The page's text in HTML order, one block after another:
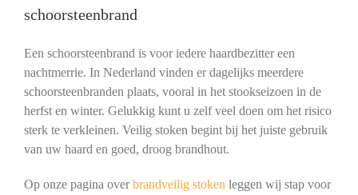
schoorsteenbrand
Een schoorsteenbrand is voor iedere haardbezitter een
nachtmerrie. In Nederland vinden er dagelijks meerdere
schoorsteenbranden plaats, vooral in het stookseizoen in de
herfst en winter. Gelukkig kunt u zelf veel doen om het risico
sterk te verkleinen. Veilig stoken begint bij het juiste gebruik
van uw haard en goed, droog brandhout.
Op onze pagina overbrandveilig stoken leggen wij stap voor